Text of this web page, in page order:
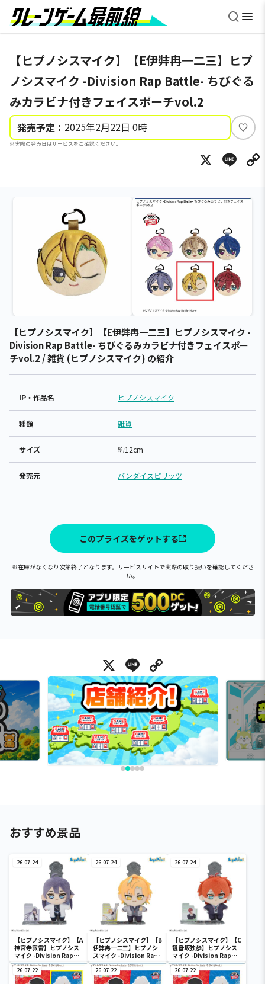
【ヒプノシスマイク】【E伊弉冉一二三】ヒプ
ノシスマイク -Division Rap Battle- ちびぐる
みカラビナ付きフェイスポーチvol.2
発売予定： 2025年2月22日 0時
※実際の発売日はサービスをご確認ください。
い
ね
X
【ヒプノシスマイク】【E伊弉冉一二三】ヒプノシスマイク -
Division Rap Battle- ちびぐるみカラビナ付きフェイスポー
チvol.2 / 雑貨 (ヒプノシスマイク) の紹介
IP・作品名 ヒプノシスマイク
種類 雑貨
サイズ 約12cm
発売元 バンダイスピリッツ
このプライズをゲットする
※在庫がなくなり次第終了となります。サービスサイトで実際の取り扱いを確認してくださ
い。
X Line
おすすめ景品
26.07.24
【ヒプノシスマイク】【A
神宮寺寂雷】ヒプノシス
マイク -Division Rap
Battle- アクぬい For
Amusement“麻天
狼”（EX）
26.07.24
【ヒプノシスマイク】【B
伊弉冉一二三】ヒプノシ
スマイク -Division Rap
Battle- アクぬい For
Amusement“麻天
狼”（EX）
26.07.24
【ヒプノシスマイク】【C
観音坂独歩】ヒプノシス
マイク -Division Rap
Battle- アクぬい For
Amusement“麻天
狼”（EX）
26.07.22 26.07.22 26.07.22